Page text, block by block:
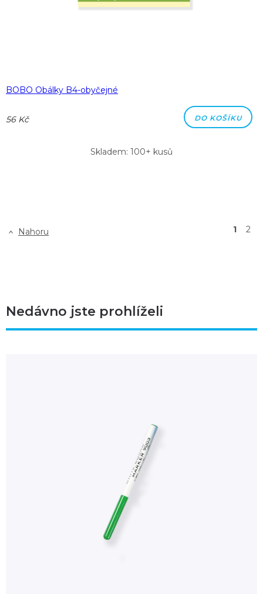
BOBO Obálky B4-obyčejné
56 Kč DO KOŠÍKU
Skladem: 100+ kusů
Nahoru 1 2
Nedávno jste prohlíželi